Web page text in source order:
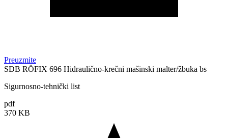
Preuzmite
SDB RÖFIX 696 Hidraulično-krečni mašinski malter/žbuka bs
Sigurnosno-tehnički list
pdf
370 KB